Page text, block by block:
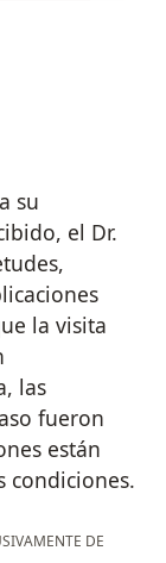
su
el Dr.
la visita
las
fueron
están
condiciones.
DE